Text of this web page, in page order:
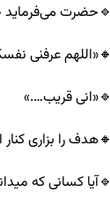
🔹️حضرت می‌فرماید
🔸️«اللهم عرفنی
🔹️«انی قریب….»
🔸️هدف را بزاری
🔹️آیا کسانی که